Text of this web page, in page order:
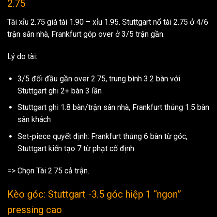
2.75
Tài xỉu 2.75 giá tài 1.90 – xỉu 1.95. Stuttgart nổ tài 2.75 ở 4/6
trận sân nhà, Frankfurt góp over ở 3/5 trận gần.
Lý do tài:
3/5 đối đầu gần over 2.75, trung bình 3.2 bàn với
Stuttgart ghi 2+ bàn 3 lần
Stuttgart ghi 1.8 bàn/trận sân nhà, Frankfurt thủng 1.5 bàn
sân khách
Set-piece quyết định: Frankfurt thủng 6 bàn từ góc,
Stuttgart kiến tạo 7 từ phạt cố định
=> Chọn Tài 2.75 cả trận.
Kèo góc: Stuttgart -3.5 góc hiệp 1 “ngon”
pressing cao